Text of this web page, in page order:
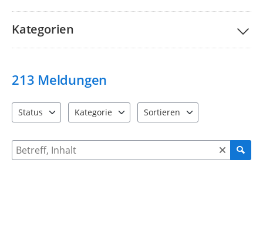
Bitte nehmen Sie unsere Teilnahmebedingungen und
zur Kenntnis.
Kategorien
213 Meldungen
Status
Kategorie
Sortieren
Suche nach Meldungen und Kommentaren